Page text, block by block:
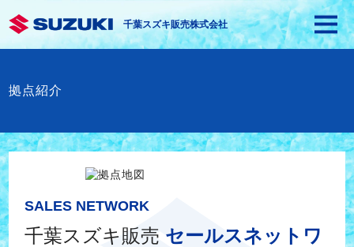
千葉スズキ販売株式会社
拠点紹介
SALES NETWORK
千葉スズキ販売 セールスネットワ